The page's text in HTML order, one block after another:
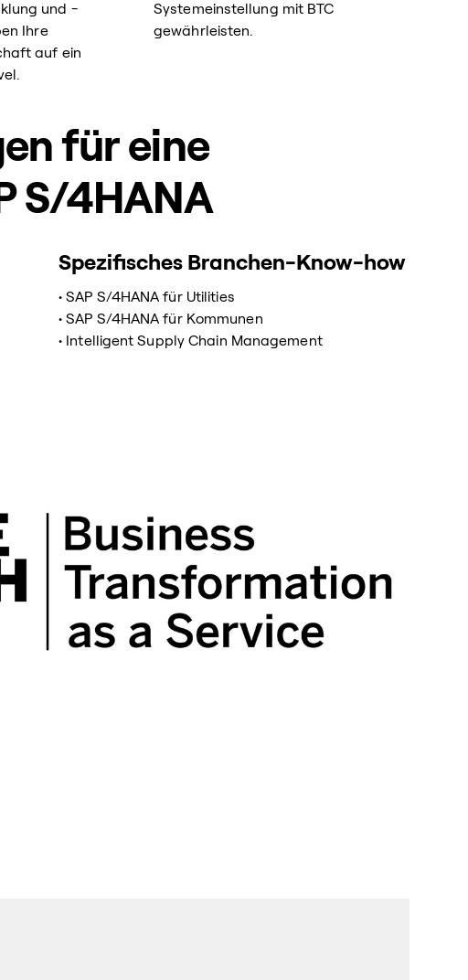
und -
Ihre
auf ein
Systemeinstellung mit BTC
gewährleisten.
für eine
S/4HANA
Spezifisches Branchen-Know-how
• SAP S/4HANA für Utilities
• SAP S/4HANA für Kommunen
• Intelligent Supply Chain Management